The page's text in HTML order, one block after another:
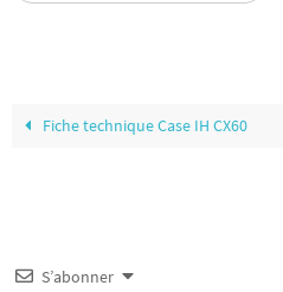
Fiche technique Case IH CX60
S’abonner